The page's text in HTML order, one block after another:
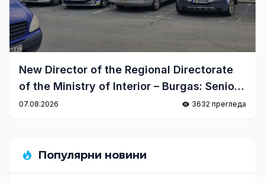
New Director of the Regional Directorate
of the Ministry of Interior – Burgas: Senior
Commissioner Hristo Ichev takes office
07.08.2026 3632 прегледа
Популярни новини